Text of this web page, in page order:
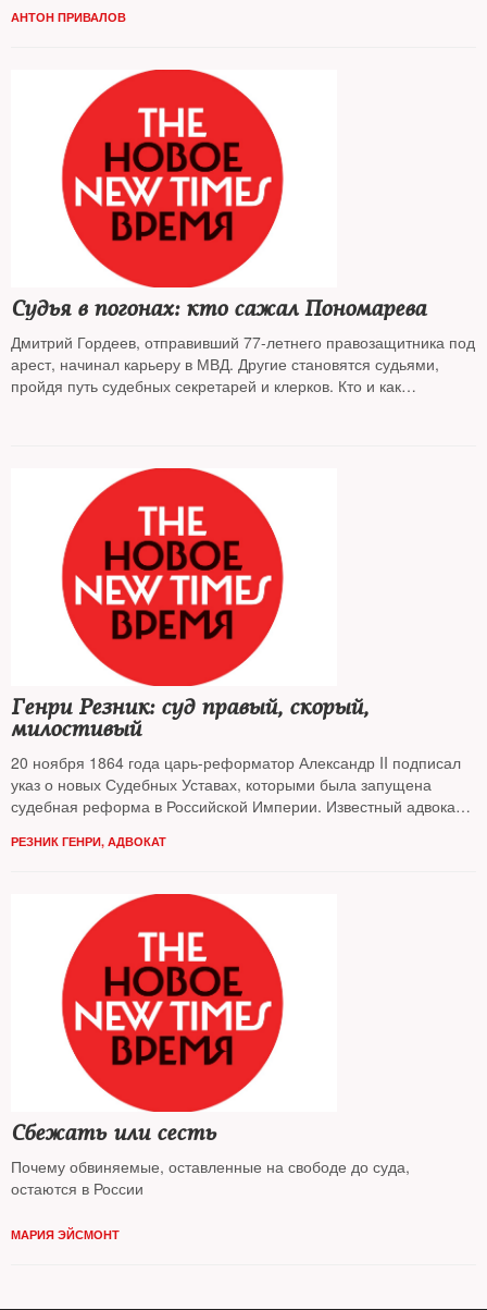
АНТОН ПРИВАЛОВ
Судья в погонах: кто сажал Пономарева
Дмитрий Гордеев, отправивший 77-летнего правозащитника под
арест, начинал карьеру в МВД. Другие становятся судьями,
пройдя путь судебных секретарей и клерков. Кто и как
Генри Резник: суд правый, скорый,
милостивый
20 ноября 1864 года царь-реформатор Александр II подписал
указ о новых Судебных Уставах, которыми была запущена
судебная реформа в Российской Империи. Известный адвокат,
проекта
лекцию, посвященную этому событию
РЕЗНИК ГЕНРИ, АДВОКАТ
Сбежать или сесть
Почему обвиняемые, оставленные на свободе до суда,
остаются в России
МАРИЯ ЭЙСМОНТ